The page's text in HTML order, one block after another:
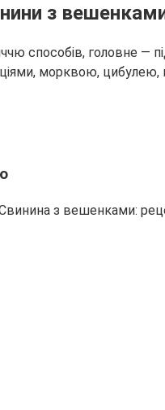
з
способів, головне —
морквою,